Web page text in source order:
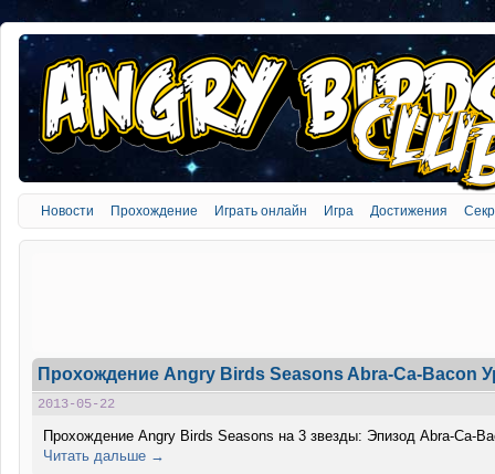
Новости Прохождение Играть онлайн Игра Достижения
Прохождение Angry Birds Seasons Abra-Ca-Bacon
2013-05-22
Прохождение Angry Birds Seasons на 3 звезды: Эпизод Abra-Ca-
Читать дальше →